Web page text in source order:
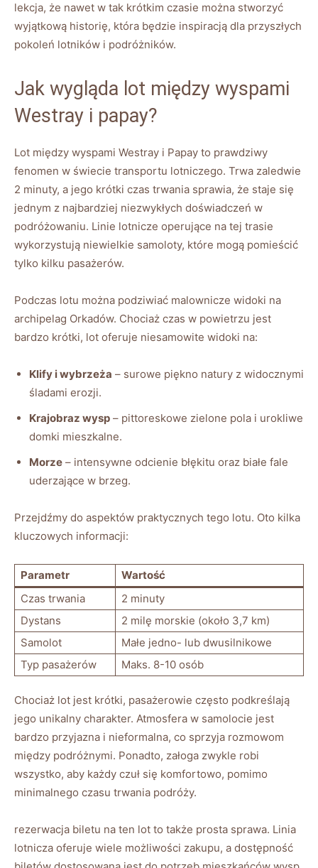
lekcja, że nawet w tak krótkim czasie można stworzyć
wyjątkową historię, która będzie inspiracją dla przyszłych
pokoleń lotników i podróżników.
Jak wygląda lot między wyspami
Westray i papay?
Lot między wyspami Westray i Papay to prawdziwy
fenomen w świecie transportu lotniczego. Trwa zaledwie
2 minuty, a jego krótki czas trwania sprawia, że staje się
jednym z najbardziej niezwykłych doświadczeń w
podróżowaniu. Linie lotnicze operujące na tej trasie
wykorzystują niewielkie samoloty, które mogą pomieścić
tylko kilku pasażerów.
Podczas lotu można podziwiać malownicze widoki na
archipelag Orkadów. Chociaż czas w powietrzu jest
bardzo krótki, lot oferuje niesamowite widoki na:
Klify i wybrzeża – surowe piękno natury z widocznymi
śladami erozji.
Krajobraz wysp – pittoreskowe zielone pola i urokliwe
domki mieszkalne.
Morze – intensywne odcienie błękitu oraz białe fale
uderzające w brzeg.
Przejdźmy do aspektów praktycznych tego lotu. Oto kilka
kluczowych informacji:
Parametr
Wartość
Czas trwania
2 minuty
Dystans
2 milę morskie (około 3,7 km)
Samolot
Małe jedno- lub dwusilnikowe
Typ pasażerów
Maks. 8-10 osób
Chociaż lot jest krótki, pasażerowie często podkreślają
jego unikalny charakter. Atmosfera w samolocie jest
bardzo przyjazna i nieformalna, co sprzyja rozmowom
między podróżnymi. Ponadto, załoga zwykle robi
wszystko, aby każdy czuł się komfortowo, pomimo
minimalnego czasu trwania podróży.
rezerwacja biletu na ten lot to także prosta sprawa. Linia
lotnicza oferuje wiele możliwości zakupu, a dostępność